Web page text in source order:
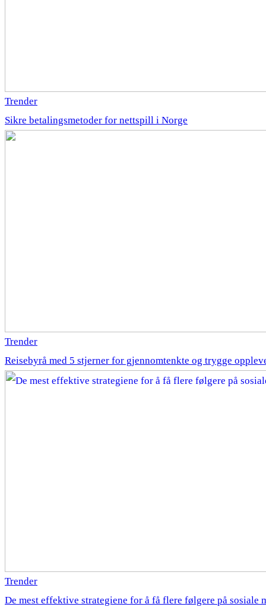
Trender
Sikre betalingsmetoder for nettspill i Norge
Trender
Reisebyrå med 5 stjerner for gjennomtenkte og trygge
Trender
De mest effektive strategiene for å få flere følgere på sosiale